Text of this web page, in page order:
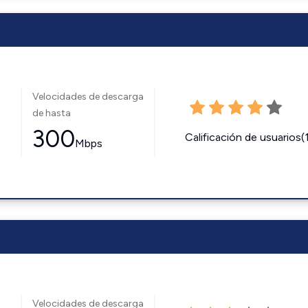
Velocidades de descarga
de hasta
300Mbps Calificación de
Velocidades de descarga